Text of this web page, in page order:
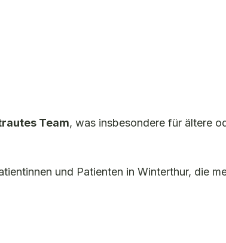
Team, was insbesondere für ältere
und Patienten in Winterthur, die